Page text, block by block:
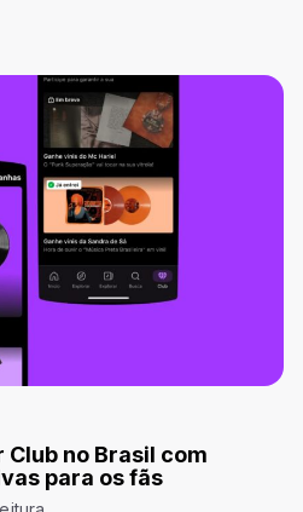
Club no Brasil com
para os fãs